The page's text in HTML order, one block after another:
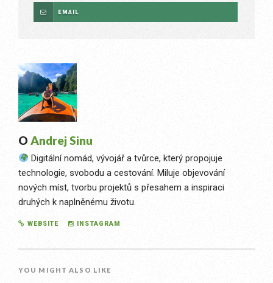
EMAIL
O Andrej Sinu
Digitální nomád, vývojář a tvůrce, který propojuje
technologie, svobodu a cestování. Miluje objevování
nových míst, tvorbu projektů s přesahem a inspiraci
druhých k naplněnému životu.
WEBSITE INSTAGRAM
YOU MIGHT ALSO LIKE